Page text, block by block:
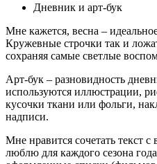
Дневник и арт-бук
Мне кажется, весна –
Кружевные строчки так и
сохраняя самые светлые
Арт-бук – разновидность
используются иллюстрации,
кусочки ткани или фольги,
надписи.
Мне нравится сочетать текст
люблю для каждого сезона